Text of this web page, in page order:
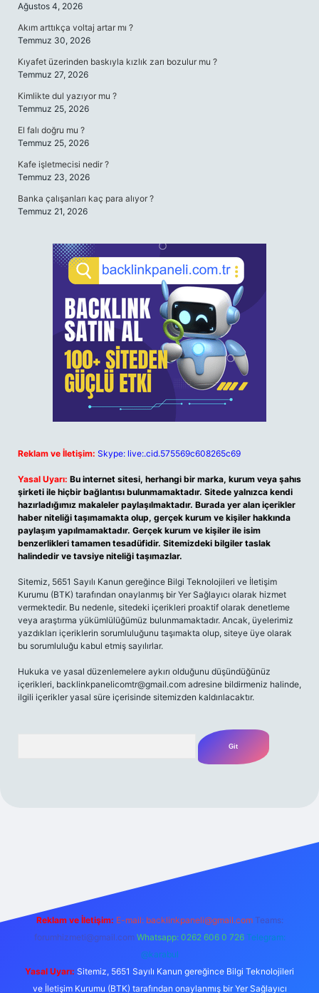
Ağustos 4, 2026
Akım arttıkça voltaj artar mı ?
Temmuz 30, 2026
Kıyafet üzerinden baskıyla kızlık zarı bozulur mu ?
Temmuz 27, 2026
Kimlikte dul yazıyor mu ?
Temmuz 25, 2026
El falı doğru mu ?
Temmuz 25, 2026
Kafe işletmecisi nedir ?
Temmuz 23, 2026
Banka çalışanları kaç para alıyor ?
Temmuz 21, 2026
Reklam ve İletişim: Skype: live:.cid.575569c608265c69
Yasal Uyarı: Bu internet sitesi, herhangi bir marka, kurum veya şahıs
şirketi ile hiçbir bağlantısı bulunmamaktadır. Sitede yalnızca kendi
hazırladığımız makaleler paylaşılmaktadır. Burada yer alan içerikler
haber niteliği taşımamakta olup, gerçek kurum ve kişiler hakkında
paylaşım yapılmamaktadır. Gerçek kurum ve kişiler ile isim
benzerlikleri tamamen tesadüfidir. Sitemizdeki bilgiler taslak
halindedir ve tavsiye niteliği taşımazlar.
Sitemiz, 5651 Sayılı Kanun gereğince Bilgi Teknolojileri ve İletişim
Kurumu (BTK) tarafından onaylanmış bir Yer Sağlayıcı olarak hizmet
vermektedir. Bu nedenle, sitedeki içerikleri proaktif olarak denetleme
veya araştırma yükümlülüğümüz bulunmamaktadır. Ancak, üyelerimiz
yazdıkları içeriklerin sorumluluğunu taşımakta olup, siteye üye olarak
bu sorumluluğu kabul etmiş sayılırlar.
Hukuka ve yasal düzenlemelere aykırı olduğunu düşündüğünüz
içerikleri, backlinkpanelicomtr@gmail.com adresine bildirmeniz halinde,
ilgili içerikler yasal süre içerisinde sitemizden kaldırılacaktır.
Reklam ve İletişim: E-mail: backlinkpaneli@gmail.com Teams:
forumhizmeti@gmail.com Whatsapp: 0262 606 0 726 Telegram:
@karabul
Yasal Uyarı: Sitemiz, 5651 Sayılı Kanun gereğince Bilgi Teknolojileri
ve İletişim Kurumu (BTK) tarafından onaylanmış bir Yer Sağlayıcı